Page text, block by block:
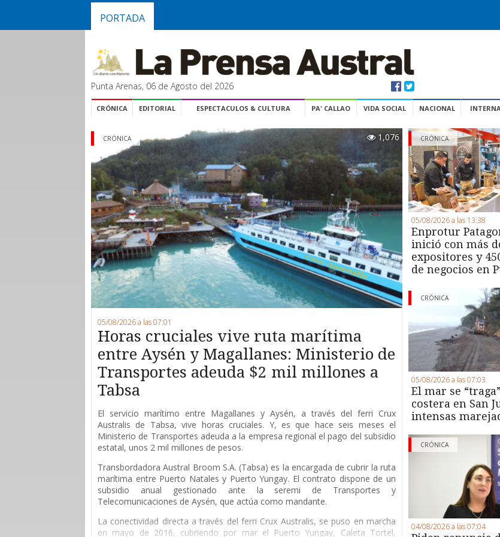
PORTADA
Punta Arenas, 06 de Agosto del 2026
CRÓNICA EDITORIAL ESPECTACULOS & CULTURA PA' CALLAO VIDA SOCIAL NACIONAL
1,076
CRÓNICA
05/08/2026 a las 07:01
Horas cruciales vive ruta marítima
entre Aysén y Magallanes: Ministerio de
Transportes adeuda $2 mil millones a
Tabsa
El servicio marítimo entre Magallanes y Aysén, a través del ferri Crux
Australis de Tabsa, vive horas cruciales. Y, es que hace seis meses el
Ministerio de Transportes adeuda a la empresa regional el pago del subsidio
estatal, unos 2 mil millones de pesos.
Transbordadora Austral Broom S.A. (Tabsa) es la encargada de cubrir la ruta
marítima entre Puerto Natales y Puerto Yungay. El contrato dispone de un
subsidio anual gestionado ante la seremi de Transportes y
Telecomunicaciones de Aysén, que actúa como mandante.
La conectividad directa a través del ferri Crux Australis, se puso en marcha
en mayo de 2016, cubriendo por mar el Puerto Yungay, Caleta Tortel,
CRÓNICA
05/08/2026 a las 13:38
Enprotur
inició con más
expositores y
de negocios en
CRÓNICA
05/08/2026 a las 07:03
El mar se
costera en San
intensas
CRÓNICA
04/08/2026 a las 07:04